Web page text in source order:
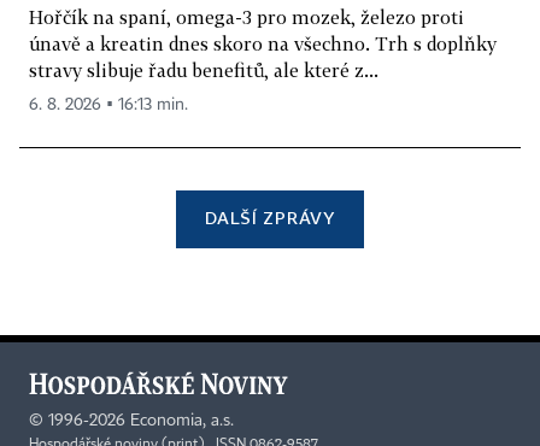
Hořčík na spaní, omega-3 pro mozek, železo proti
únavě a kreatin dnes skoro na všechno. Trh s doplňky
stravy slibuje řadu benefitů, ale které z...
6. 8. 2026 ▪ 16:13 min.
DALŠÍ ZPRÁVY
© 1996-2026 Economia, a.s.